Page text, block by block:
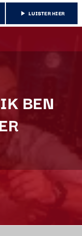
play_arrow LUISTER HIER
BEN